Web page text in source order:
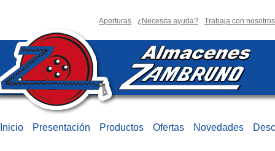
Trabaja con nosotros
¿Necesita ayuda?
Aperturas
Inicio Presentación Productos Ofertas Novedades